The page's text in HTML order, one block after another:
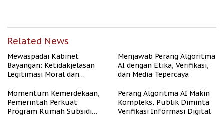
Related News
Mewaspadai Kabinet
Bayangan: Ketidakjelasan
Legitimasi Moral dan
Menjawab Perang Algoritma
AI dengan Etika, Verifikasi,
dan Media Tepercaya
Momentum Kemerdekaan,
Pemerintah Perkuat
Program Rumah Subsidi
Perang Algoritma AI Makin
Kompleks, Publik Diminta
Verifikasi Informasi Digital